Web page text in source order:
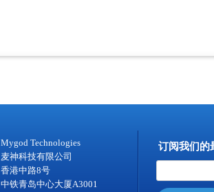
Mygod Technologies
麦神科技有限公司
香港中路8号
中铁青岛中心大厦A3001
订阅我们的